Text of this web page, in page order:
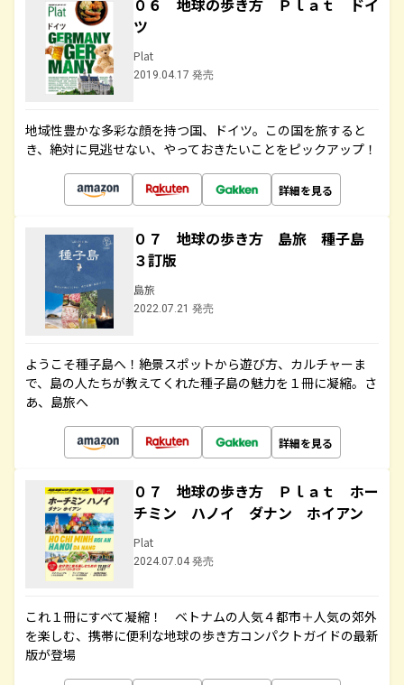
０６ 地球の歩き方 Ｐｌａｔ ドイ
ツ
Plat
2019.04.17 発売
地域性豊かな多彩な顔を持つ国、ドイツ。この国を旅すると
き、絶対に見逃せない、やっておきたいことをピックアップ！
詳細を見る
０７ 地球の歩き方 島旅 種子島
３訂版
島旅
2022.07.21 発売
ようこそ種子島へ！絶景スポットから遊び方、カルチャーま
で、島の人たちが教えてくれた種子島の魅力を１冊に凝縮。さ
あ、島旅へ
詳細を見る
０７ 地球の歩き方 Ｐｌａｔ ホー
チミン ハノイ ダナン ホイアン
Plat
2024.07.04 発売
これ１冊にすべて凝縮！ ベトナムの人気４都市＋人気の郊外
を楽しむ、携帯に便利な地球の歩き方コンパクトガイドの最新
版が登場